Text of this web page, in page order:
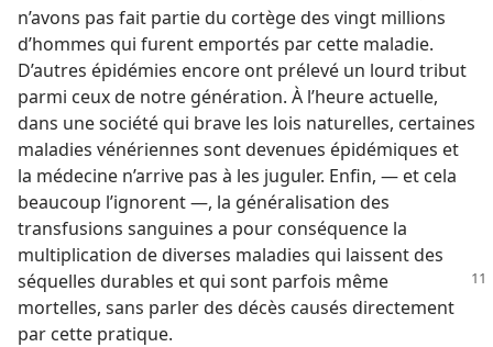
n’avons pas fait partie du cortège des vingt millions
d’hommes qui furent emportés par cette maladie.
D’autres épidémies encore ont prélevé un lourd tribut
parmi ceux de notre génération. À l’heure actuelle,
dans une société qui brave les lois naturelles, certaines
maladies vénériennes sont devenues épidémiques et
la médecine n’arrive pas à les juguler. Enfin, — et cela
beaucoup l’ignorent —, la généralisation des
transfusions sanguines a pour conséquence la
multiplication de diverses maladies qui laissent des
séquelles durables etqui sont parfois même
mortelles, sans parler des décès causés directement
par cette pratique.